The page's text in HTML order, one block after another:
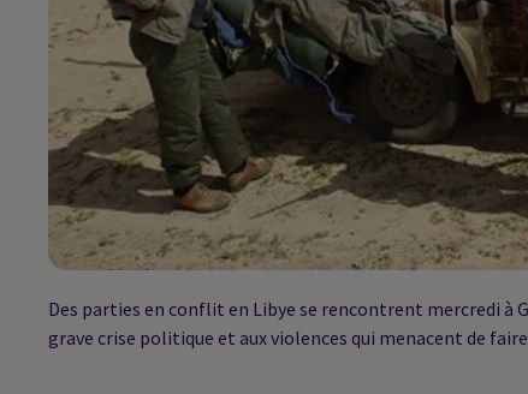
Des parties en conflit en Libye se rencontrent mercredi à
grave crise politique et aux violences qui menacent de